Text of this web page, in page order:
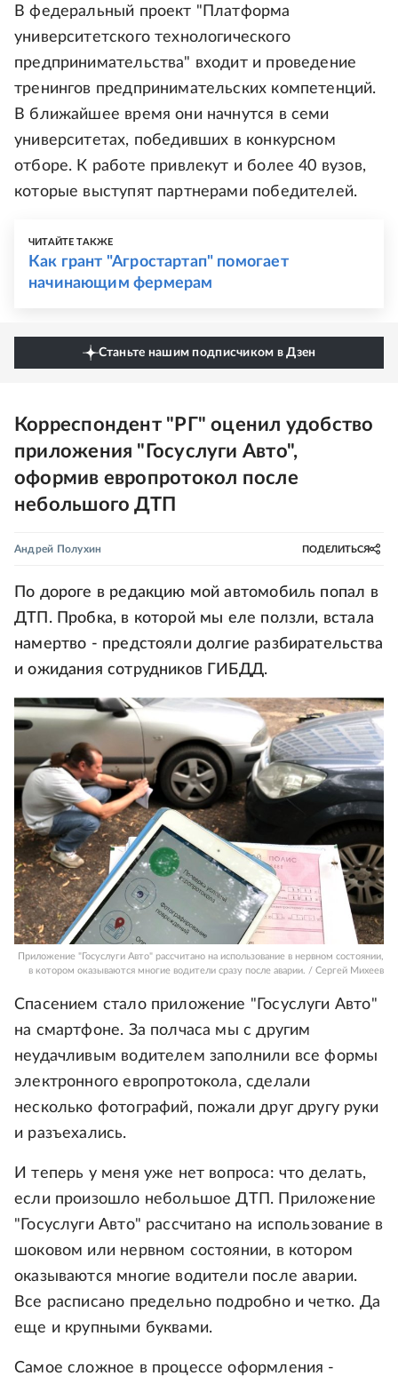
В федеральный проект "Платформа
университетского технологического
предпринимательства" входит и проведение
тренингов предпринимательских компетенций.
В ближайшее время они начнутся в семи
университетах, победивших в конкурсном
отборе. К работе привлекут и более 40 вузов,
которые выступят партнерами победителей.
ЧИТАЙТЕ ТАКЖЕ
Как грант "Агростартап" помогает
начинающим фермерам
Станьте нашим подписчиком в Дзен
Корреспондент "РГ" оценил удобство
приложения "Госуслуги Авто",
оформив европротокол после
небольшого ДТП
Андрей Полухин ПОДЕЛИТЬСЯ
По дороге в редакцию мой автомобиль попал в
ДТП. Пробка, в которой мы еле ползли, встала
намертво - предстояли долгие разбирательства
и ожидания сотрудников ГИБДД.
Приложение "Госуслуги Авто" рассчитано на использование в нервном состоянии,
в котором оказываются многие водители сразу после аварии. / Сергей Михеев
Спасением стало приложение "Госуслуги Авто"
на смартфоне. За полчаса мы с другим
неудачливым водителем заполнили все формы
электронного европротокола, сделали
несколько фотографий, пожали друг другу руки
и разъехались.
И теперь у меня уже нет вопроса: что делать,
если произошло небольшое ДТП. Приложение
"Госуслуги Авто" рассчитано на использование в
шоковом или нервном состоянии, в котором
оказываются многие водители после аварии.
Все расписано предельно подробно и четко. Да
еще и крупными буквами.
Самое сложное в процессе оформления -